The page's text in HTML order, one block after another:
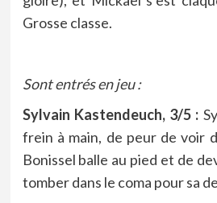
Grosse classe.
Sont entrés en jeu :
Sylvain Kastendeuch, 3/5 :
frein à main, de peur de voir
Bonissel balle au pied et de
tomber dans le coma pour sa